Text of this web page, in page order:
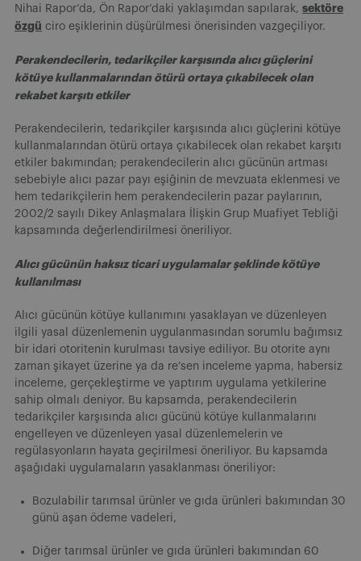
Nihai Rapor’da, Ön Rapor’daki yaklaşımdan sapılarak, sektöre
özgü ciro eşiklerinin düşürülmesi önerisinden vazgeçiliyor.
Perakendecilerin, tedarikçiler karşısında alıcı güçlerini
kötüye kullanmalarından ötürü ortaya çıkabilecek olan
rekabet karşıtı etkiler
Perakendecilerin, tedarikçiler karşısında alıcı güçlerini kötüye
kullanmalarından ötürü ortaya çıkabilecek olan rekabet karşıtı
etkiler bakımından; perakendecilerin alıcı gücünün artması
sebebiyle alıcı pazar payı eşiğinin de mevzuata eklenmesi ve
hem tedarikçilerin hem perakendecilerin pazar paylarının,
2002/2 sayılı Dikey Anlaşmalara İlişkin Grup Muafiyet Tebliği
kapsamında değerlendirilmesi öneriliyor.
Alıcı gücünün haksız ticari uygulamalar şeklinde kötüye
kullanılması
Alıcı gücünün kötüye kullanımını yasaklayan ve düzenleyen
ilgili yasal düzenlemenin uygulanmasından sorumlu bağımsız
bir idari otoritenin kurulması tavsiye ediliyor. Bu otorite aynı
zaman şikayet üzerine ya da re’sen inceleme yapma, habersiz
inceleme, gerçekleştirme ve yaptırım uygulama yetkilerine
sahip olmalı deniyor. Bu kapsamda, perakendecilerin
tedarikçiler karşısında alıcı gücünü kötüye kullanmalarını
engelleyen ve düzenleyen yasal düzenlemelerin ve
regülasyonların hayata geçirilmesi öneriliyor. Bu kapsamda
aşağıdaki uygulamaların yasaklanması öneriliyor:
Bozulabilir tarımsal ürünler ve gıda ürünleri bakımından 30
günü aşan ödeme vadeleri,
Diğer tarımsal ürünler ve gıda ürünleri bakımından 60